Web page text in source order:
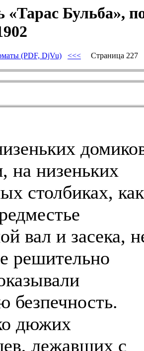
«Тарас Бульба»,
(PDF, DjVu) <<< Страница 227
на низеньких
столбиках,
вал и засека,
решительно
безпечность.
дюжих
лежавших с